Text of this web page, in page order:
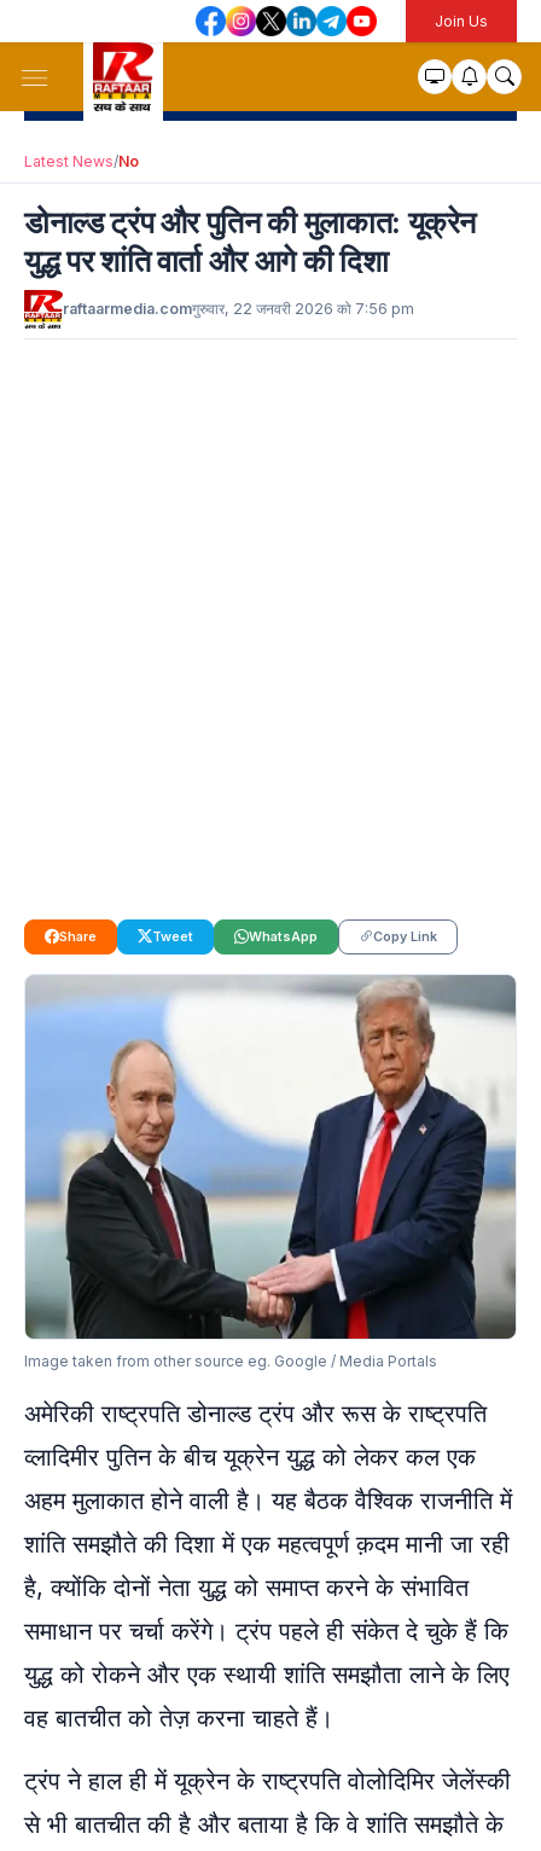
Join Us
Latest News/No
डोनाल्ड ट्रंप और पुतिन की मुलाकात: यूक्रेन
युद्ध पर शांति वार्ता और आगे की दिशा
raftaarmedia.comगुरुवार, 22 जनवरी 2026 को 7:56 pm
Share Tweet WhatsApp Copy Link
Image taken from other source eg. Google / Media Portals
अमेरिकी राष्ट्रपति डोनाल्ड ट्रंप और रूस के राष्ट्रपति
व्लादिमीर पुतिन के बीच यूक्रेन युद्ध को लेकर कल एक
अहम मुलाकात होने वाली है। यह बैठक वैश्विक राजनीति में
शांति समझौते की दिशा में एक महत्वपूर्ण क़दम मानी जा रही
है, क्योंकि दोनों नेता युद्ध को समाप्त करने के संभावित
समाधान पर चर्चा करेंगे। ट्रंप पहले ही संकेत दे चुके हैं कि
युद्ध को रोकने और एक स्थायी शांति समझौता लाने के लिए
वह बातचीत को तेज़ करना चाहते हैं।
ट्रंप ने हाल ही में यूक्रेन के राष्ट्रपति वोलोदिमिर जेलेंस्की
से भी बातचीत की है और बताया है कि वे शांति समझौते के